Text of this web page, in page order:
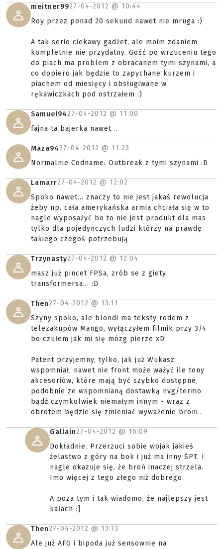
meitner9927-04-2012 @ 10:44
Roy przez ponad 20 sekund nawet nie mruga :)
A tak serio ciekawy gadżet, ale moim zdaniem
kompletnie nie przydatny. Gość po wrzuceniu tego
do piach ma problem z obracanem tymi szynami, a
co dopiero jak będzie to zapychane kurzem i
piachem od miesięcy i obsługiwane w
rękawiczkach pod ostrzałem :)
Samuel9427-04-2012 @ 11:00
fajna ta bajerka nawet ..
Maza9427-04-2012 @ 11:23
Normalnie Codname: Outbreak z tymi szynami :D
Lamarr27-04-2012 @ 12:02
Spoko nawet... znaczy to nie jest jakaś rewolucja
żeby np. cała amerykańska armia chciała się w to
nagle wyposażyć bo to nie jest produkt dla mas
tylko dla pojedynczych ludzi którzy na prawdę
takiego czegoś potrzebują
Trzynasty27-04-2012 @ 12:04
masz już pincet FPSa, zrób se z giety
transformersa... :D
Then27-04-2012 @ 13:11
Szyny spoko, ale blondi ma teksty rodem z
telezakupów Mango, wyłączyłem filmik przy 3/4
bo czułem jak mi się mózg pierze xD
Patent przyjemny, tylko, jak już Wukasz
wspomniał, nawet nie front może ważyć ile tony
akcesoriów, które mają być szybko dostępne,
podobnie ze wspomnianą dostawką nvg/termo
bądź czymkolwiek niemałym innym - wraz z
obrotem będzie się zmieniać wyważenie broni..
Gallain27-04-2012 @ 16:09
Dokładnie. Przerzuci sobie wojak jakieś
żelastwo z góry na bok i już ma inny ŚPT. I
nagle okazuje się, że broń inaczej strzela.
Imo więcej z tego złego niż dobrego.
A poza tym i tak wiadomo, że najlepszy jest
kałach :]
Then27-04-2012 @ 13:13
Ale już AFG i bipoda już sensownie na